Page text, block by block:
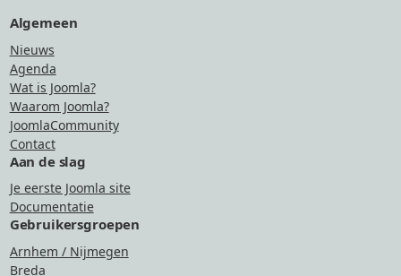
Algemeen
Nieuws
Agenda
Wat is Joomla?
Waarom Joomla?
JoomlaCommunity
Contact
Aan de slag
Je eerste Joomla site
Documentatie
Gebruikersgroepen
Arnhem / Nijmegen
Breda